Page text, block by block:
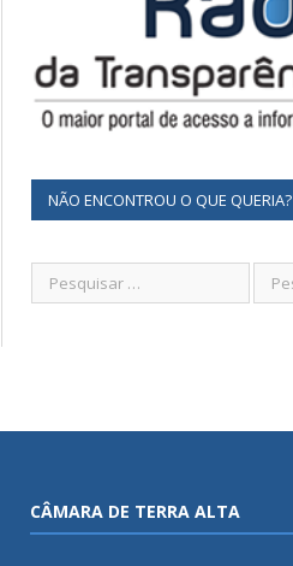
NÃO ENCONTROU O QUE QUERIA?
CÂMARA DE TERRA ALTA